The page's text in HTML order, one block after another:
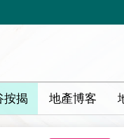
按揭 地產博客